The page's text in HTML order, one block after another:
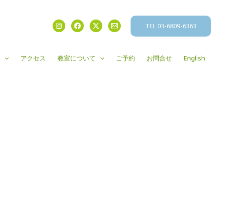
TEL 03-6809-6363
アクセス 教室について ご予約 お問合せ English